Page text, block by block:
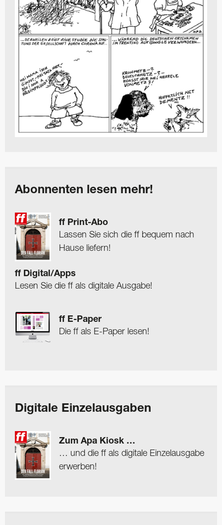
Abonnenten lesen mehr!
ff Print-Abo
Lassen Sie sich die ff bequem nach
Hause liefern!
ff Digital/Apps
Lesen Sie die ff als digitale Ausgabe!
ff E-Paper
Die ff als E-Paper lesen!
Digitale Einzelausgaben
Zum Apa Kiosk …
… und die ff als digitale Einzelausgabe
erwerben!